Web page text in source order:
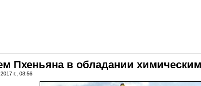
Пхеньяна в обладании
г., 08:56